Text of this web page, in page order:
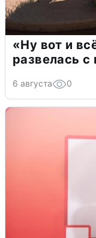
«Ну вот и
развелась
6 августа 0